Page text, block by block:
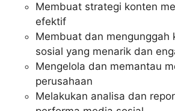
Membuat strategi konten
efektif
Membuat dan mengunggah
sosial yang menarik dan
Mengelola dan memantau
perusahaan
Melakukan analisa dan